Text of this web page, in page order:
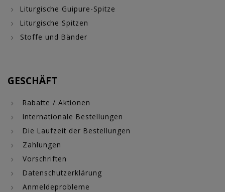
Liturgische Guipure-Spitze
Liturgische Spitzen
Stoffe und Bänder
GESCHÄFT
Rabatte / Aktionen
Internationale Bestellungen
Die Laufzeit der Bestellungen
Zahlungen
Vorschriften
Datenschutzerklärung
Anmeldeprobleme